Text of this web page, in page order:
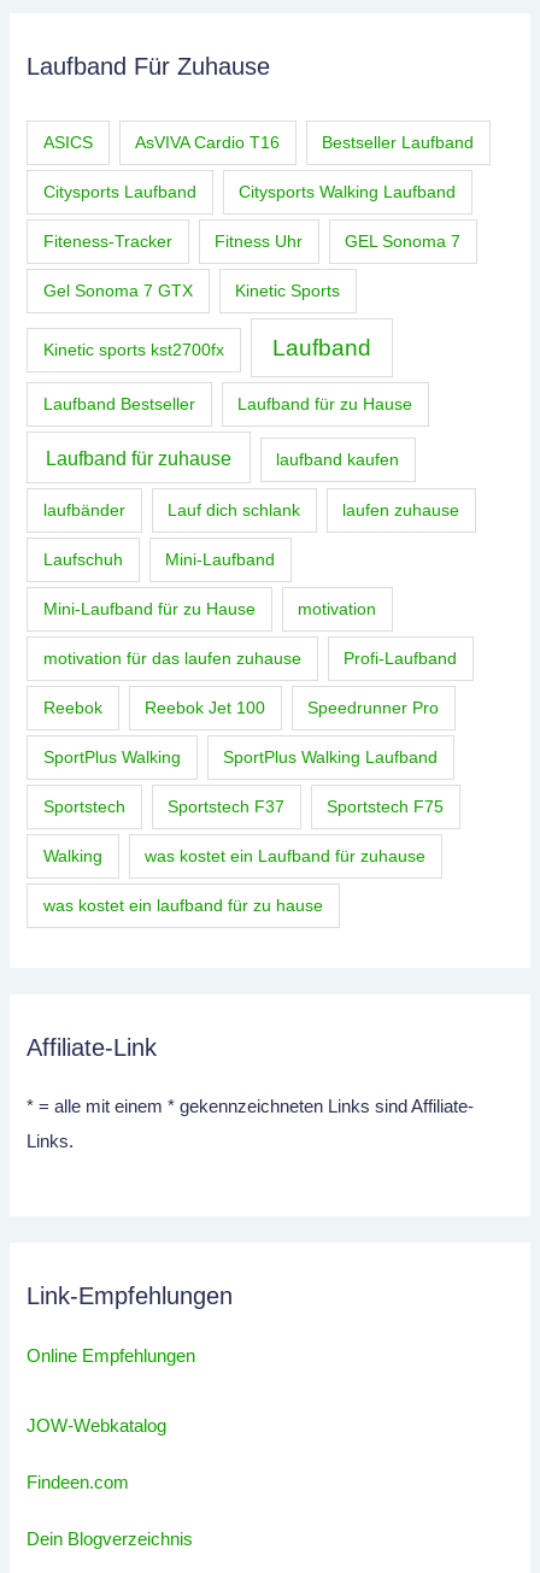
Laufband Für Zuhause
ASICS AsVIVA Cardio T16 Bestseller Laufband
Citysports Laufband Citysports Walking Laufband
Fiteness-Tracker Fitness Uhr GEL Sonoma 7
Gel Sonoma 7 GTX Kinetic Sports
Kinetic sports kst2700fx Laufband
Laufband Bestseller Laufband für zu Hause
Laufband für zuhause laufband kaufen
laufbänder Lauf dich schlank laufen zuhause
Laufschuh Mini-Laufband
Mini-Laufband für zu Hause motivation
motivation für das laufen zuhause Profi-Laufband
Reebok Reebok Jet 100 Speedrunner Pro
SportPlus Walking SportPlus Walking Laufband
Sportstech Sportstech F37 Sportstech F75
Walking was kostet ein Laufband für zuhause
was kostet ein laufband für zu hause
Affiliate-Link
* = alle mit einem * gekennzeichneten Links sind Affiliate-
Links.
Link-Empfehlungen
Online Empfehlungen
JOW-Webkatalog
Findeen.com
Dein Blogverzeichnis